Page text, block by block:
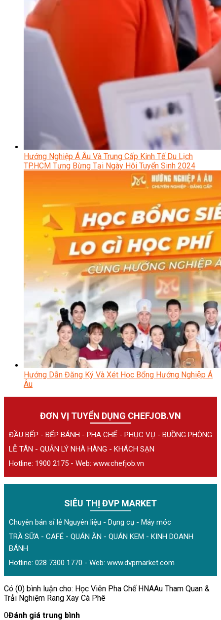
Hướng Nghiệp Á Âu Và Trung Cấp Kinh Tế Du Lịch
TP.HCM Tưng Bừng Tại Ngày Hội Tuyển Sinh 2024
Hướng Dẫn Đăng Ký Và Xét Học Bổng Hướng Nghiệp Á
Âu
ĐƠN VỊ TUYỂN DỤNG CHEFJOB.VN
ĐẦU BẾP - BẾP BÁNH - PHA CHẾ - PHỤC VỤ - BUỒNG PHÒNG
LỄ TÂN - QUẢN LÝ NHÀ HÀNG - KHÁCH SẠN
Hotline: 1900 2175 - Web: www.chefjob.vn
SIÊU THỊ ĐVP MARKET
Chuyên bán sỉ lẻ Nguyên liệu - Dụng cụ - Máy móc
TRÀ SỮA - CAFÉ - QUÁN ĂN - QUÁN KEM - KINH DOANH
BÁNH
Hotline: 028 7300 1770 - Web: www.dvpmarket.com
Có (0) bình luận cho: Học Viên Pha Chế HNAAu Tham Quan &
Trải Nghiệm Rang Xay Cà Phê
0Đánh giá trung bình